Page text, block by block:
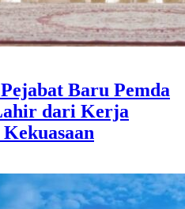
Baru Pemda
dari Kerja